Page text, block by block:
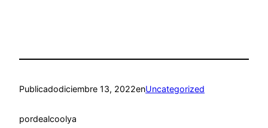
Publicadodiciembre 13, 2022enUncategorized
pordealcoolya